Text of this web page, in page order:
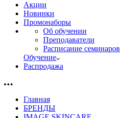
Акции
Новинки
Промонаборы
Об обучении
Преподаватели
Расписание семинаров
Обучение
Распродажа
Главная
БРЕНДЫ